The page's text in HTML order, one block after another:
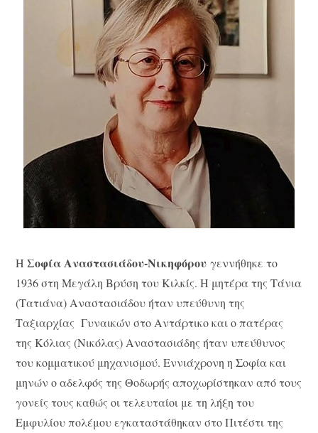
ΗΣοφία Αναστασιάδου-Νικηφόρουγεννήθηκε το
1936 στη Μεγάλη Βρύση του Κιλκίς. Η μητέρα της Τάνια
(Τατιάνα) Αναστασιάδου ήταν υπεύθυνη της
Ταξιαρχίας Γυναικών στο Αντάρτικο και ο πατέρας
της Κόλιας (Νικόλας) Αναστασιάδης ήταν υπεύθυνος
του κομματικού μηχανισμού. Εννιάχρονη η Σοφία και
μηνών ο αδελφός της Θοδωρής αποχωρίστηκαν από τους
γονείς τους καθώς οι τελευταίοι με τη λήξη του
Εμφυλίου πολέμου εγκαταστάθηκαν στο Πιτέστι της